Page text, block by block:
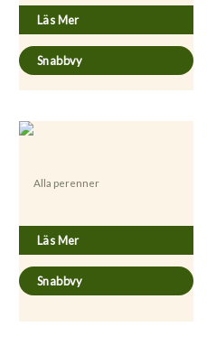
Läs Mer
Snabbvy
Alla perenner
Läs Mer
Snabbvy